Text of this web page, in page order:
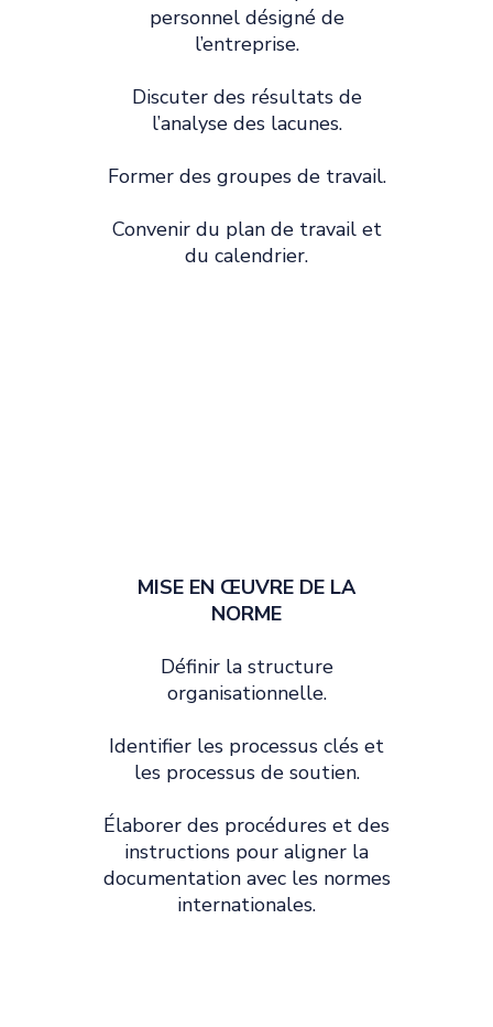
personnel désigné de
l’entreprise.
Discuter des résultats de
l’analyse des lacunes.
Former des groupes de travail.
Convenir du plan de travail et
du calendrier.
MISE EN ŒUVRE DE LA
NORME
Définir la structure
organisationnelle.
Identifier les processus clés et
les processus de soutien.
Élaborer des procédures et des
instructions pour aligner la
documentation avec les normes
internationales.